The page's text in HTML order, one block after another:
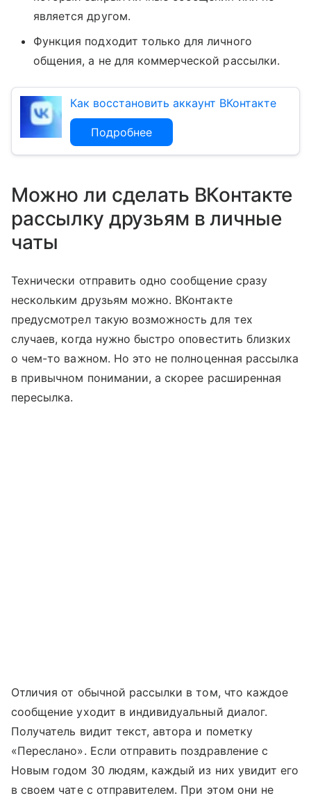
является другом.
Функция подходит только для личного
общения, а не для коммерческой рассылки.
Как восстановить аккаунт ВКонтакте
Подробнее
Можно ли сделать ВКонтакте
рассылку друзьям в личные
чаты
Технически отправить одно сообщение сразу
нескольким друзьям можно. ВКонтакте
предусмотрел такую возможность для тех
случаев, когда нужно быстро оповестить близких
о чем-то важном. Но это не полноценная рассылка
в привычном понимании, а скорее расширенная
пересылка.
Отличия от обычной рассылки в том, что каждое
сообщение уходит в индивидуальный диалог.
Получатель видит текст, автора и пометку
«Переслано». Если отправить поздравление с
Новым годом 30 людям, каждый из них увидит его
в своем чате с отправителем. При этом они не